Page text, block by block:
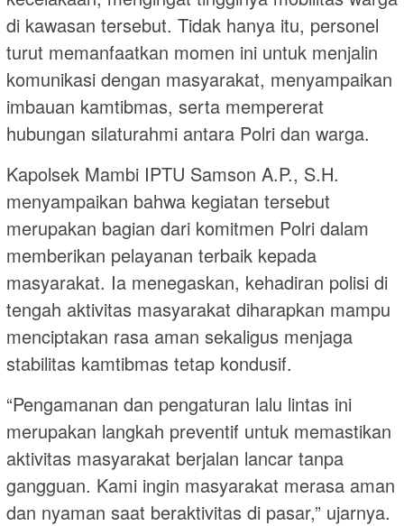
di kawasan tersebut. Tidak hanya itu, personel
turut memanfaatkan momen ini untuk menjalin
komunikasi dengan masyarakat, menyampaikan
imbauan kamtibmas, serta mempererat
hubungan silaturahmi antara Polri dan warga.
Kapolsek Mambi IPTU Samson A.P., S.H.
menyampaikan bahwa kegiatan tersebut
merupakan bagian dari komitmen Polri dalam
memberikan pelayanan terbaik kepada
masyarakat. Ia menegaskan, kehadiran polisi di
tengah aktivitas masyarakat diharapkan mampu
menciptakan rasa aman sekaligus menjaga
stabilitas kamtibmas tetap kondusif.
“Pengamanan dan pengaturan lalu lintas ini
merupakan langkah preventif untuk memastikan
aktivitas masyarakat berjalan lancar tanpa
gangguan. Kami ingin masyarakat merasa aman
dan nyaman saat beraktivitas di pasar,” ujarnya.